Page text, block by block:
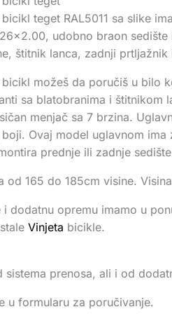
teget RAL5011 sa slike
udobno braon
štitnik lanca, zadnji prtljažnik
možeš da poručiš u bilo
sa blatobranima i štitnikom
menjač sa 7 brzina.
Ovaj model uglavnom
prednje ili zadnje
od 165 do 185cm visine.
dodatnu opremu imamo u
Vinjeta bicikle.
sistema prenosa, ali i od
u formularu za poručivanje.